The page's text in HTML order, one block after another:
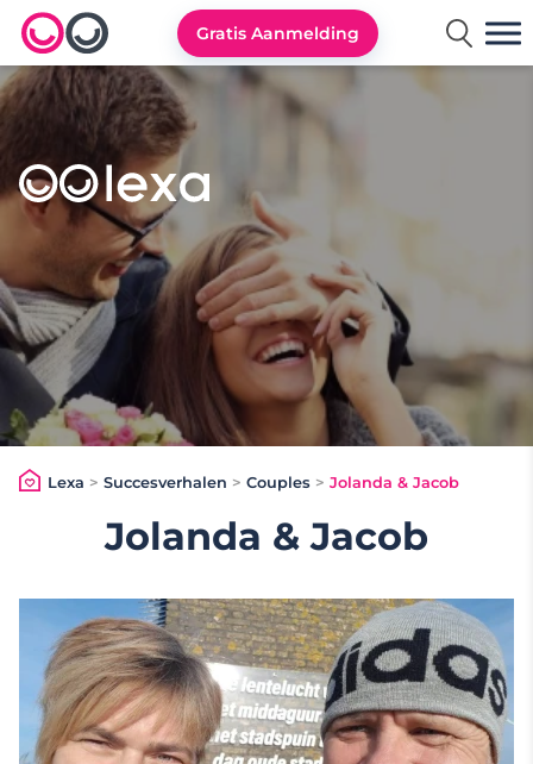
Lexa logo
Gratis Aanmelding
Lexa > Succesverhalen > Couples > Jolanda & Jacob
Jolanda & Jacob